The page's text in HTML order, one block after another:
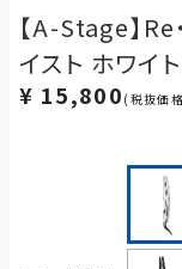
【A-Stage】
イスト ホワイ
¥ 15,800 (税抜価